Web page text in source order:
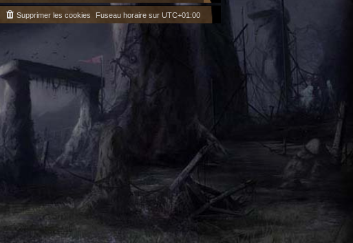
Fuseau horaire sur UTC+01:00
Supprimer les cookies